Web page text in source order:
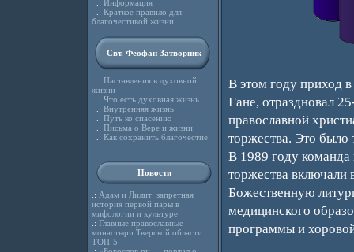
.: Информация
.: Краткое правило для
благочестивой жизни
Свт. Феофан Затворник
.: Наставления в духовной
жизни
.: Что есть духовная жизнь
.: Внутренняя жизнь
.: Путь ко спасению
.: Письма о Вере и жизни
.: Как сохранить благочестие
Новости
.: Адам и Лилит: запретная
история первой пары в
мифологии и культуре
.: Главные православные
монастыри Тверской области:
ТОП-5
В этом году приход
Гане, отраздновал
православной
торжества. Это было
В 1989 году команда
торжества
Божественную
медицинского
программы и